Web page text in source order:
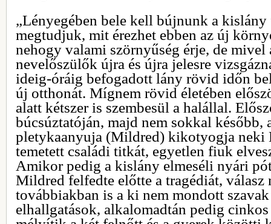
„Lényegében bele kell bújnunk a kislány
megtudjuk, mit érezhet ebben az új
nehogy valami szörnyűség érje, de mivel
nevelőszülők újra és újra jelesre
ideig-óráig befogadott lány rövid időn
új otthonát. Mígnem rövid életében
alatt kétszer is szembesül a halállal.
búcsúztatóján, majd nem sokkal később,
pletykaanyuja (Mildred) kikotyogja neki
temetett családi titkát, egyetlen fiuk
Amikor pedig a kislány elmeséli nyári
Mildred felfedte előtte a tragédiát, válasz
továbbiakban is a ki nem mondott
elhallgatások, alkalomadtán pedig